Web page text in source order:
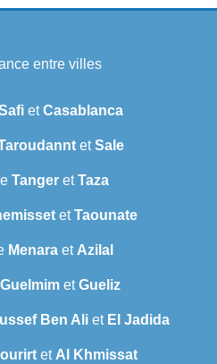
entre villes
etCasablanca
etSale
Tanger etTaza
etTaounate
Menaraet Azilal
Guelmim etGueliz
Ben Aliet El Jadida
et Al Khmissat